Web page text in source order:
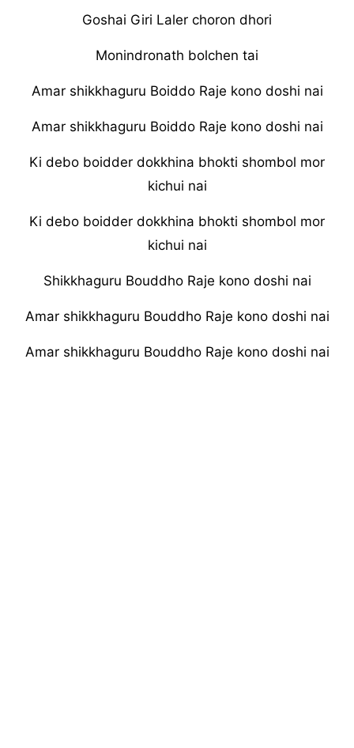
Goshai Giri Laler choron dhori
Monindronath bolchen tai
Amar shikkhaguru Boiddo Raje kono doshi nai
Amar shikkhaguru Boiddo Raje kono doshi nai
Ki debo boidder dokkhina bhokti shombol mor
kichui nai
Ki debo boidder dokkhina bhokti shombol mor
kichui nai
Shikkhaguru Bouddho Raje kono doshi nai
Amar shikkhaguru Bouddho Raje kono doshi nai
Amar shikkhaguru Bouddho Raje kono doshi nai